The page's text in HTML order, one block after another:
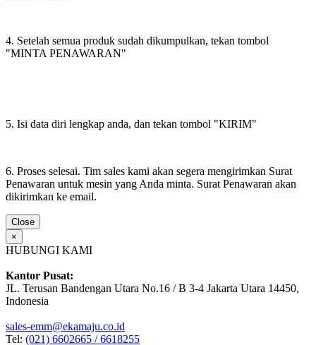
4. Setelah semua produk sudah dikumpulkan, tekan tombol
"MINTA PENAWARAN"
5. Isi data diri lengkap anda, dan tekan tombol "KIRIM"
6. Proses selesai. Tim sales kami akan segera mengirimkan Surat
Penawaran untuk mesin yang Anda minta. Surat Penawaran akan
dikirimkan ke email.
Close
×
HUBUNGI KAMI
Kantor Pusat:
JL. Terusan Bandengan Utara No.16 / B 3-4 Jakarta Utara 14450,
Indonesia
sales-emm@ekamaju.co.id
Tel: (021) 6602665 / 6618255